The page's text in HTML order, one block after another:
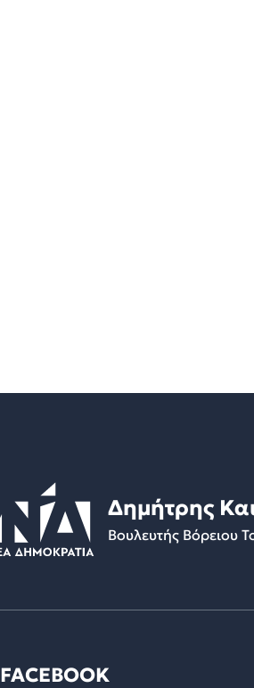
Δημήτρης
Βουλευτής Βόρειου
FACEBOOK